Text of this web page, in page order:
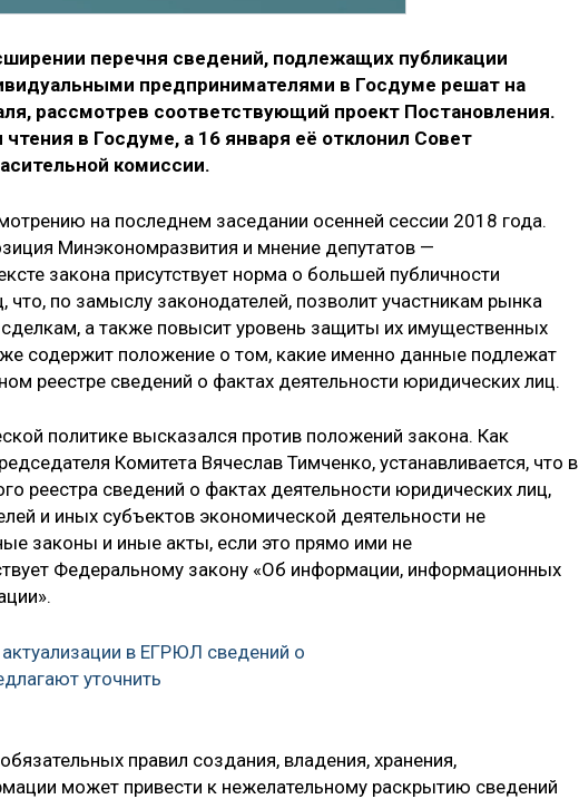
перечня сведений, подлежащих публикации
предпринимателями в Госдуме решат на
рассмотрев соответствующий проект Постановления.
в Госдуме, а 16 января её отклонил Совет
комиссии.
на последнем заседании осенней сессии 2018 года.
Минэкономразвития и мнение депутатов —
закона присутствует норма о большей публичности
что, по замыслу законодателей, позволит участникам рынка
сделкам, а также повысит уровень защиты их имущественных
содержит положение о том, какие именно данные подлежат
реестре сведений о фактах деятельности юридических лиц.
политике высказался против положений закона. Как
Комитета Вячеслав Тимченко, устанавливается, что в
реестра сведений о фактах деятельности юридических лиц,
и иных субъектов экономической деятельности не
законы и иные акты, если это прямо ими не
Федеральному закону «Об информации, информационных
в ЕГРЮЛ сведений о
уточнить
правил создания, владения, хранения,
может привести к нежелательному раскрытию сведений